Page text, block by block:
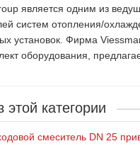
является одним из
систем отопления/
установок. Фирма
оборудования,
этой категории